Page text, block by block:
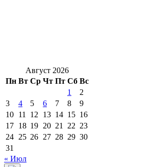
Август 2026
Пн Вт Ср Чт Пт Сб Вс
1
2
3
4 5 6 7 8
9
10 11 12 13 14 15 16
17 18 19 20 21 22 23
24 25 26 27 28 29 30
31
« Июл